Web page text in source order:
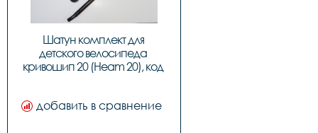
Шатун комплект для
детского велосипеда
кривошип 20 (Heam 20), код
добавить в сравнение